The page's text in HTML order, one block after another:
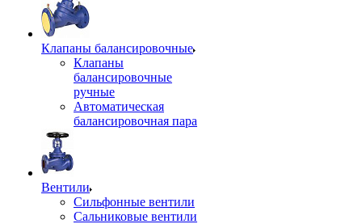
Клапаны балансировочные
Клапаны
балансировочные
ручные
Автоматическая
балансировочная пара
Вентили
Сильфонные вентили
Сальниковые вентили